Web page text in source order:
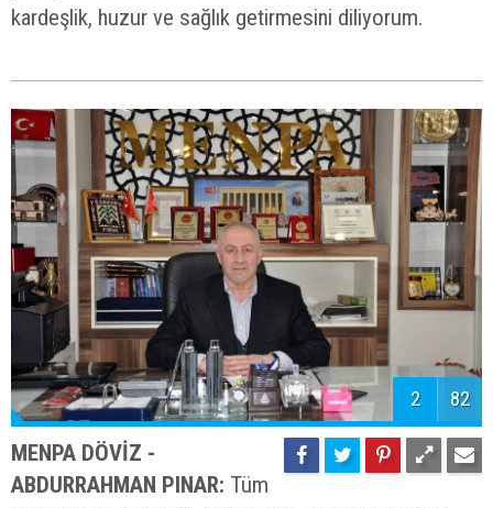
kardeşlik, huzur ve sağlık getirmesini diliyorum.
2 82
MENPA DÖVİZ -
ABDURRAHMAN PINAR: Tüm